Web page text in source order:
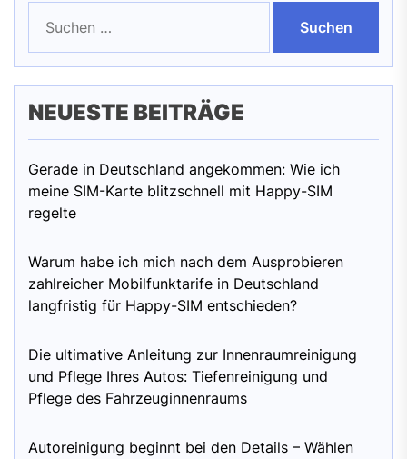
nach:
NEUESTE BEITRÄGE
Gerade in Deutschland angekommen: Wie ich
meine SIM-Karte blitzschnell mit Happy-SIM
regelte
Warum habe ich mich nach dem Ausprobieren
zahlreicher Mobilfunktarife in Deutschland
langfristig für Happy-SIM entschieden?
Die ultimative Anleitung zur Innenraumreinigung
und Pflege Ihres Autos: Tiefenreinigung und
Pflege des Fahrzeuginnenraums
Autoreinigung beginnt bei den Details – Wählen